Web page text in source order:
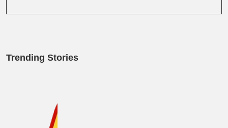
Trending Stories